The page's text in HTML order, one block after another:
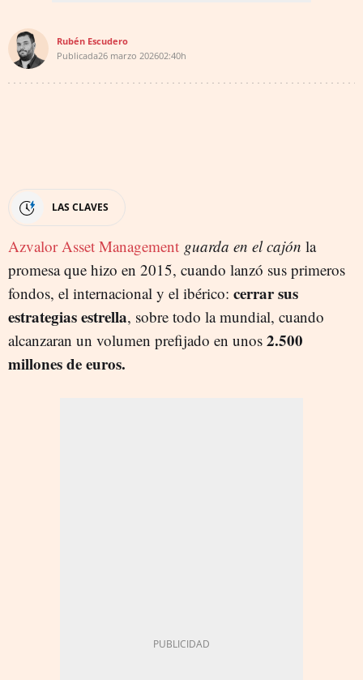
Rubén Escudero
Publicada26 marzo 202602:40h
LAS CLAVES
Azvalor Asset Management guarda en el cajón la
promesa que hizo en 2015, cuando lanzó sus primeros
fondos, el internacional y el ibérico: cerrar sus
estrategias estrella, sobre todo la mundial, cuando
alcanzaran un volumen prefijado en unos 2.500
millones de euros.